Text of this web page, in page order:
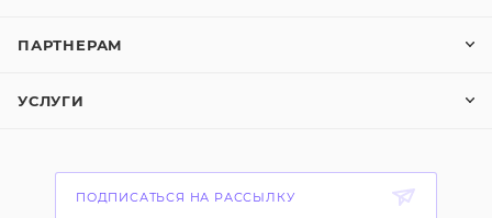
ПАРТНЕРАМ
УСЛУГИ
ПОДПИСАТЬСЯ НА РАССЫЛКУ